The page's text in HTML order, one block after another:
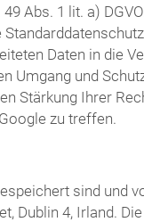
Abs. 1 lit. a)
Daten in die
Umgang und
Stärkung Ihrer
zu treffen.
sind und
Dublin 4, Irland.